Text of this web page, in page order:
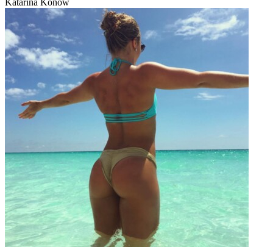
Katarina Konow